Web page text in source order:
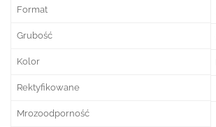
Format
Grubość
Kolor
Rektyfikowane
Mrozoodporność